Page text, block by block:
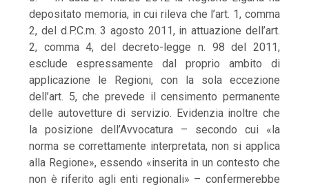
depositato memoria, in cui rileva che l’art. 1, comma
2, del d.P.C.m. 3 agosto 2011, in attuazione dell’art.
2, comma 4, del decreto-legge n. 98 del 2011,
esclude espressamente dal proprio ambito di
applicazione le Regioni, con la sola eccezione
dell’art. 5, che prevede il censimento permanente
delle autovetture di servizio. Evidenzia inoltre che
la posizione dell’Avvocatura – secondo cui «la
norma se correttamente interpretata, non si applica
alla Regione», essendo «inserita in un contesto che
non è riferito agli enti regionali» – confermerebbe